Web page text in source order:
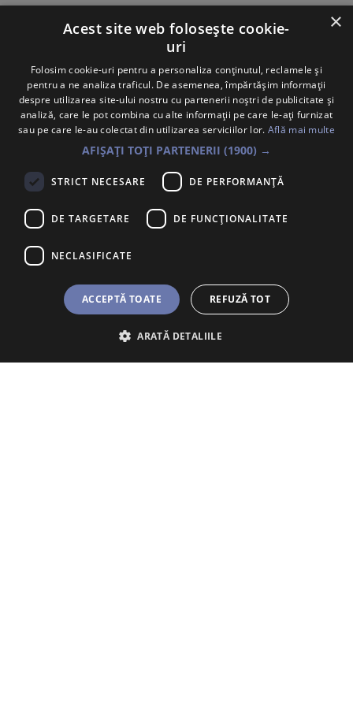
Implementatori
Contact: +40 754 813 606
×
Acest site web folosește cookie-
uri
Folosim cookie-uri pentru a personaliza conținutul, reclamele și
pentru a ne analiza traficul. De asemenea, împărtășim informații
despre utilizarea site-ului nostru cu partenerii noștri de publicitate și
analiză, care le pot combina cu alte informații pe care le-ați furnizat
sau pe care le-au colectat din utilizarea serviciilor lor. Află mai multe
AFIȘAȚI TOȚI PARTENERII (1900) →
STRICT NECESARE DE PERFORMANȚĂ
DE TARGETARE DE FUNCŢIONALITATE
NECLASIFICATE
ACCEPTĂ TOATE REFUZĂ TOT
ARATĂ DETALIILE